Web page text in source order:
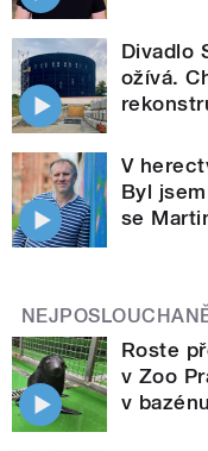
Divadlo
ožívá.
V
Byl
se
Roste
v Zoo
v bazénu